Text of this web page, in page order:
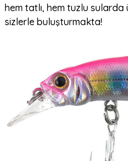
hem tatlı, hem tuzlu sularda
sizlerle buluşturmakta!